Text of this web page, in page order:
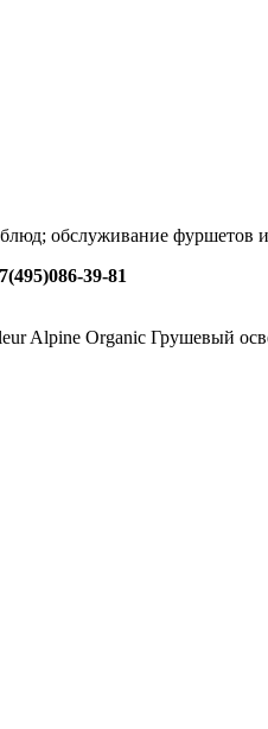
блюд; обслуживание фуршетов
7(495)086-39-81
Alpine Organic Грушевый